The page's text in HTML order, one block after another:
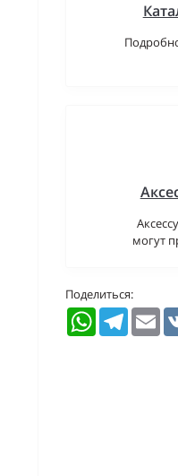
могут
Поделиться:
WhatsAppTelegram